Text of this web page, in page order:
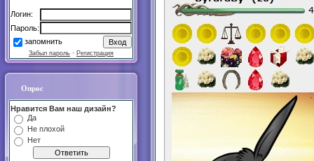
Логин:
Пароль:
запомнить
Забыл пароль · Регистрация
Опрос
Нравится Вам наш дизайн?
Да
Не плохой
Нет